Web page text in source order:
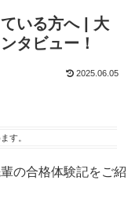
いる方へ | 大
タビュー！
2025.06.05
す。
の合格体験記をご紹